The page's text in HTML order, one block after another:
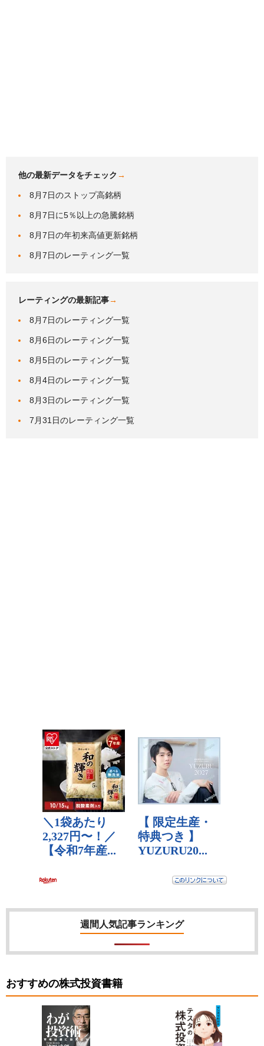
他の最新データをチェック →
8月7日のストップ高銘柄
8月7日に5％以上の急騰銘柄
8月7日の年初来高値更新銘柄
8月7日のレーティング一覧
レーティングの最新記事→
8月7日のレーティング一覧
8月6日のレーティング一覧
8月5日のレーティング一覧
8月4日のレーティング一覧
8月3日のレーティング一覧
7月31日のレーティング一覧
週間人気記事ランキング
おすすめの株式投資書籍